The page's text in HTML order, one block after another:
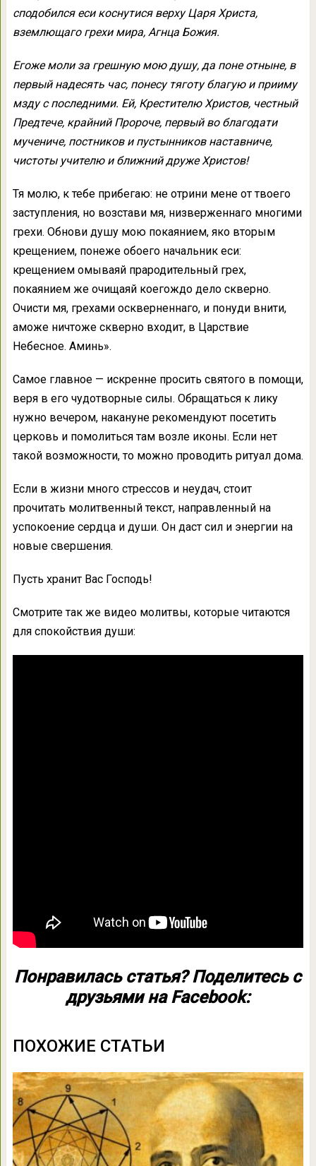
сподобился еси коснутися верху Царя Христа,
вземлющаго грехи мира, Агнца Божия.
Егоже моли за грешную мою душу, да поне отныне, в
первый надесять час, понесу тяготу благую и прииму
мзду с последними. Ей, Крестителю Христов, честный
Предтече, крайний Пророче, первый во благодати
мучениче, постников и пустынников наставниче,
чистоты учителю и ближний друже Христов!
Тя молю, к тебе прибегаю: не отрини мене от твоего
заступления, но возстави мя, низверженнаго многими
грехи. Обнови душу мою покаянием, яко вторым
крещением, понеже обоего начальник еси:
крещением омываяй прародительный грех,
покаянием же очищаяй коегождо дело скверно.
Очисти мя, грехами оскверненнаго, и понуди внити,
аможе ничтоже скверно входит, в Царствие
Небесное. Аминь».
Самое главное — искренне просить святого в помощи,
веря в его чудотворные силы. Обращаться к лику
нужно вечером, накануне рекомендуют посетить
церковь и помолиться там возле иконы. Если нет
такой возможности, то можно проводить ритуал дома.
Если в жизни много стрессов и неудач, стоит
прочитать молитвенный текст, направленный на
успокоение сердца и души. Он даст сил и энергии на
новые свершения.
Пусть хранит Вас Господь!
Смотрите так же видео молитвы, которые читаются
для спокойствия души:
Понравилась статья? Поделитесь с
друзьями на Facebook:
ПОХОЖИЕ СТАТЬИ